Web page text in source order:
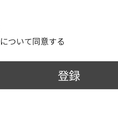
について同意する
登録